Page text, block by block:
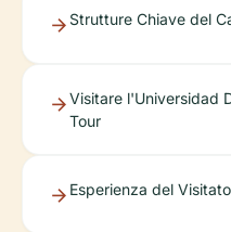
Strutture Chiave del
Visitare l'Universidad
Tour
Esperienza del